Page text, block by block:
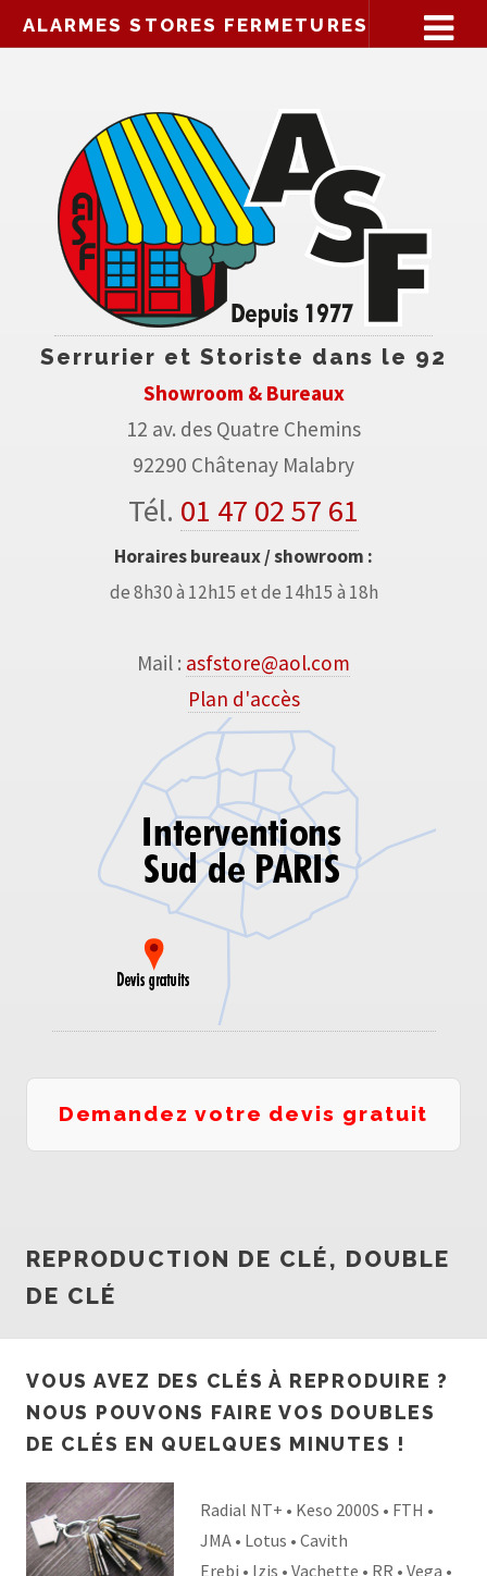
ALARMES STORES FERMETURES
Serrurier et Storiste dans le 92
Showroom & Bureaux
12 av. des Quatre Chemins
92290 Châtenay Malabry
Tél. 01 47 02 57 61
Horaires bureaux / showroom :
de 8h30 à 12h15 et de 14h15 à 18h
Mail : asfstore@aol.com
Plan d'accès
Demandez votre devis gratuit
REPRODUCTION DE CLÉ, DOUBLE
DE CLÉ
VOUS AVEZ DES CLÉS À REPRODUIRE ?
NOUS POUVONS FAIRE VOS DOUBLES
DE CLÉS EN QUELQUES MINUTES !
Radial NT+ • Keso 2000S • FTH •
JMA • Lotus • Cavith
Erebi • Izis • Vachette • RR • Vega •